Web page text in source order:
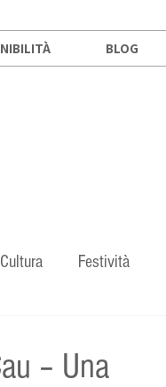
BLOG
Cultura Festività
– Una